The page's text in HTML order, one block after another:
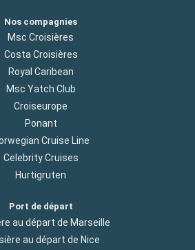
Nos compagnies
Msc Croisières
Costa Croisières
Royal Caribean
Msc Yatch Club
Croiseurope
Ponant
Cruise Line
Celebrity Cruises
Hurtigruten
Port de départ
au départ de Marseille
au départ de Nice